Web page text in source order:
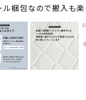
ル梱包なので搬入も楽